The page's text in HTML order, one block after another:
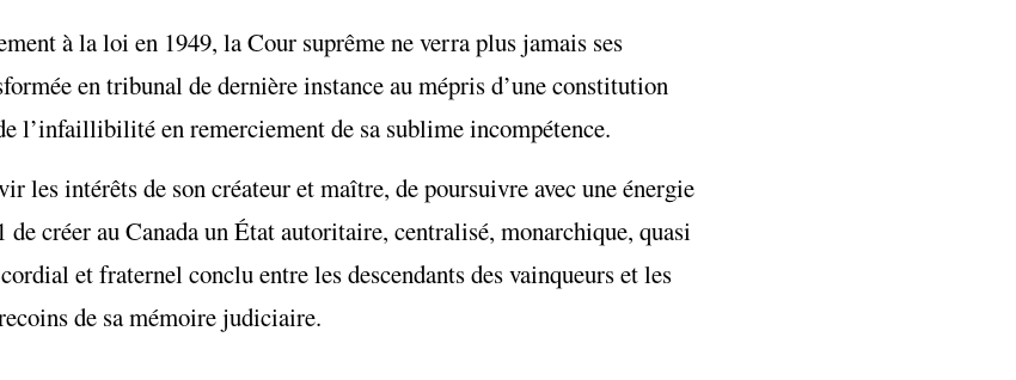
à la loi en 1949, la Cour suprême ne verra plus jamais ses
en tribunal de dernière instance au mépris d’une constitution
l’infaillibilité en remerciement de sa sublime incompétence.
les intérêts de son créateur et maître, de poursuivre avec une énergie
créer au Canada un État autoritaire, centralisé, monarchique, quasi
et fraternel conclu entre les descendants des vainqueurs et les
de sa mémoire judiciaire.